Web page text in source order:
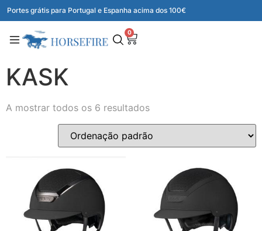
Portes grátis para Portugal e Espanha acima dos 100€
0
KASK
A mostrar todos os 6 resultados